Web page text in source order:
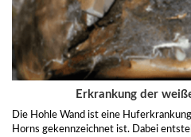
Erkrankung der
Die Hohle Wand ist eine
Horns gekennzeichnet ist. Dabei